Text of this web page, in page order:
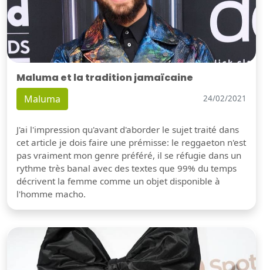
Maluma et la tradition jamaïcaine
Maluma 24/02/2021
J'ai l'impression qu'avant d'aborder le sujet traité dans
cet article je dois faire une prémisse: le reggaeton n'est
pas vraiment mon genre préféré, il se réfugie dans un
rythme très banal avec des textes que 99% du temps
décrivent la femme comme un objet disponible à
l'homme macho.